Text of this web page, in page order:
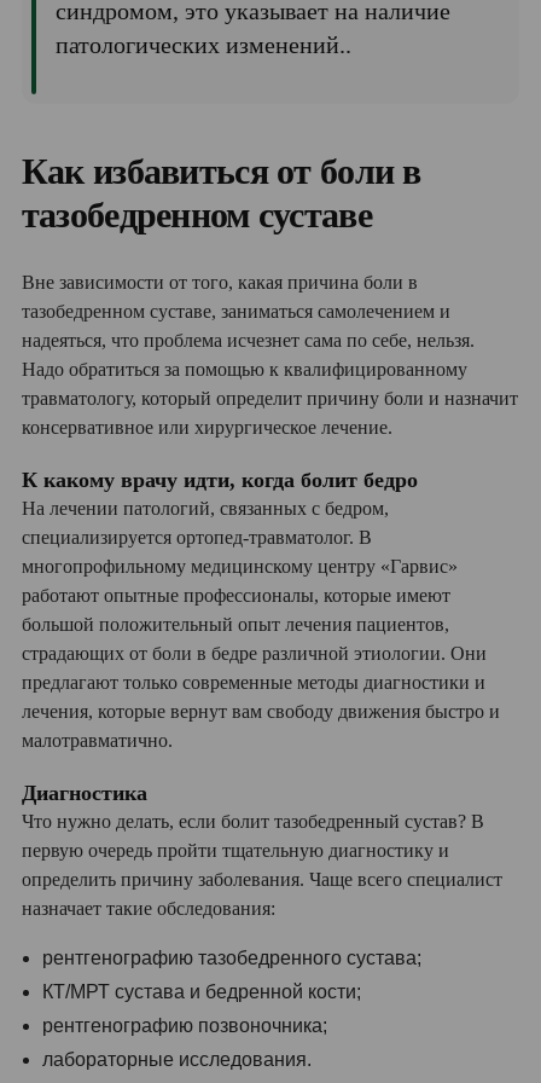
синдромом, это указывает на наличие
патологических изменений..
Как избавиться от боли в
тазобедренном суставе
Вне зависимости от того, какая причина боли в
тазобедренном суставе, заниматься самолечением и
надеяться, что проблема исчезнет сама по себе, нельзя.
Надо обратиться за помощью к квалифицированному
травматологу, который определит причину боли и назначит
консервативное или хирургическое лечение.
К какому врачу идти, когда болит бедро
На лечении патологий, связанных с бедром,
специализируется ортопед-травматолог. В
многопрофильному медицинскому центру «Гарвис»
работают опытные профессионалы, которые имеют
большой положительный опыт лечения пациентов,
страдающих от боли в бедре различной этиологии. Они
предлагают только современные методы диагностики и
лечения, которые вернут вам свободу движения быстро и
малотравматично.
Диагностика
Что нужно делать, если болит тазобедренный сустав? В
первую очередь пройти тщательную диагностику и
определить причину заболевания. Чаще всего специалист
назначает такие обследования:
рентгенографию тазобедренного сустава;
КТ/МРТ сустава и бедренной кости;
рентгенографию позвоночника;
лабораторные исследования.